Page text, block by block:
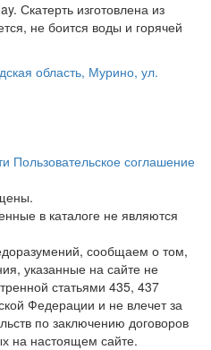
Скатерть изготовлена из
не боится воды и горячей
область, Мурино, ул.
Пользовательское соглашение
в каталоге не являются
сообщаем о том,
указанные на сайте не
статьями 435, 437
Федерации и не влечет за
по заключению договоров
на настоящем сайте.